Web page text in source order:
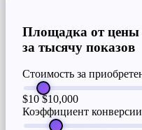
Площадка от цены
за тысячу показов
Стоимость за
$10 $10,000
Коэффициент